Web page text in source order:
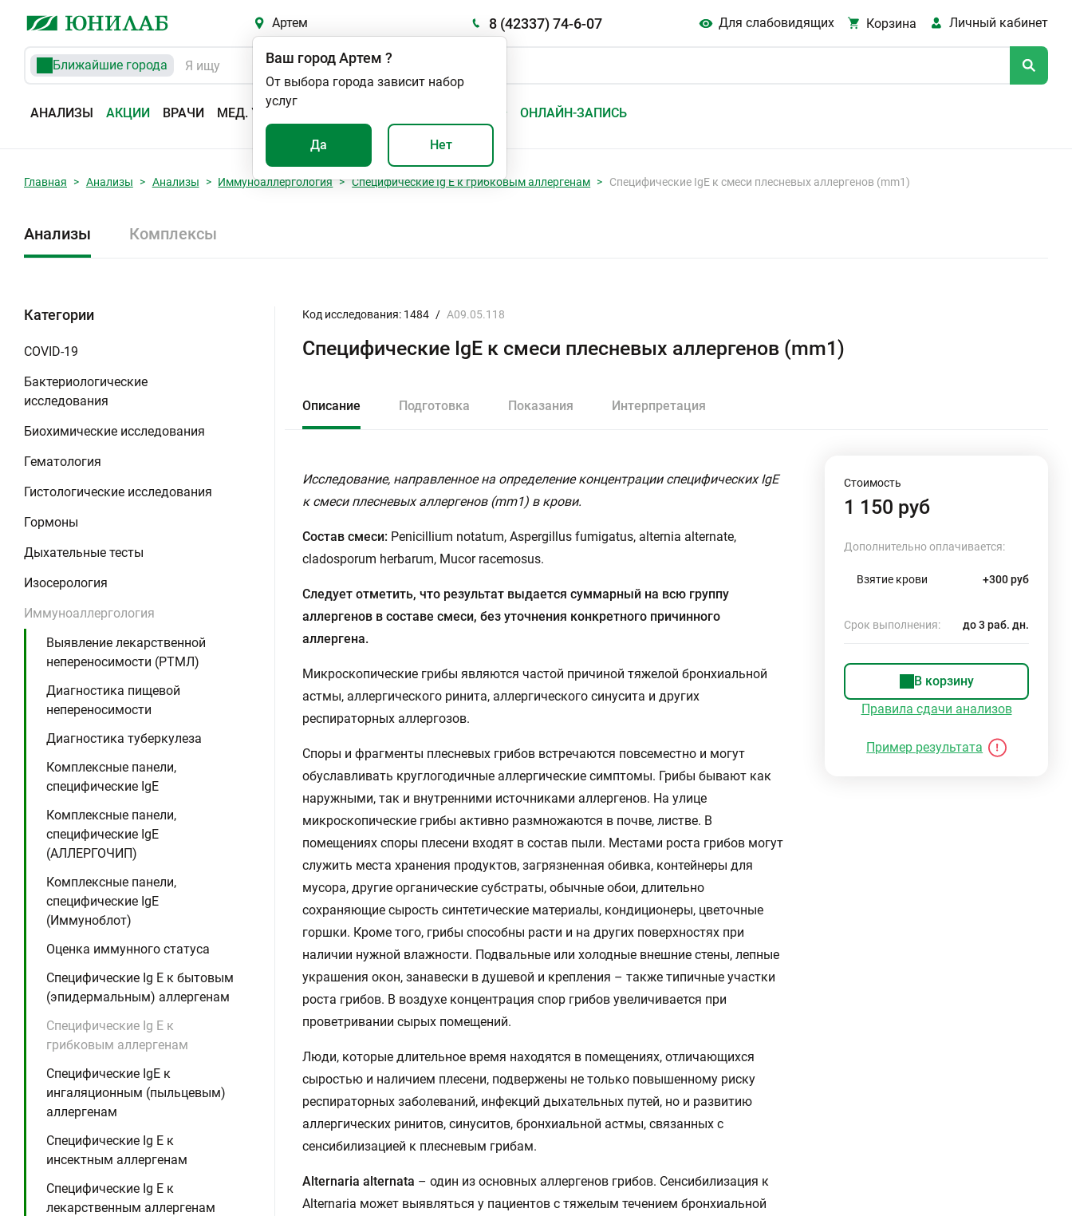
Артем 8 (42337) 74-6-07 Для слабовидящих Корзина Личный кабинет
Ближайшие города
АНАЛИЗЫ АКЦИИ ВРАЧИ МЕД. УСЛУГИ ОНЛАЙН-ЗАПИСЬ
Ваш городАртем ?
От выбора города зависит набор
услуг
Да Нет
Главная Анализы Анализы Иммуноаллергология Специфические Ig E к грибковым аллергенам Специфические IgE к смеси плесневых аллергенов (mm1)
Анализы Комплексы
Категории
COVID-19
Бактериологические
исследования
Биохимические исследования
Гематология
Гистологические исследования
Гормоны
Дыхательные тесты
Изосерология
Иммуноаллергология
Выявление лекарственной
непереносимости (РТМЛ)
Диагностика пищевой
непереносимости
Диагностика туберкулеза
Комплексные панели,
специфические IgE
Комплексные панели,
специфические IgE
(АЛЛЕРГОЧИП)
Комплексные панели,
специфические IgE
(Иммуноблот)
Оценка иммунного статуса
Специфические Ig E к бытовым
(эпидермальным) аллергенам
Специфические Ig E к
грибковым аллергенам
Специфические IgE к
ингаляционным (пыльцевым)
аллергенам
Специфические Ig E к
инсектным аллергенам
Специфические Ig E к
лекарственным аллергенам
Код исследования: 1484 / A09.05.118
Специфические IgE к смеси плесневых аллергенов (mm1)
Описание Подготовка Показания Интерпретация
Исследование, направленное на определение концентрации специфических IgE
к смеси плесневых аллергенов (mm1) в крови.
Состав смеси: Penicillium notatum, Aspergillus fumigatus, alternia alternate,
cladosporum herbarum, Mucor racemosus.
Следует отметить, что результат выдается суммарный на всю группу
аллергенов в составе смеси, без уточнения конкретного причинного
аллергена.
Микроскопические грибы являются частой причиной тяжелой бронхиальной
астмы, аллергического ринита, аллергического синусита и других
респираторных аллергозов.
Споры и фрагменты плесневых грибов встречаются повсеместно и могут
обуславливать круглогодичные аллергические симптомы. Грибы бывают как
наружными, так и внутренними источниками аллергенов. На улице
микроскопические грибы активно размножаются в почве, листве. В
помещениях споры плесени входят в состав пыли. Местами роста грибов могут
служить места хранения продуктов, загрязненная обивка, контейнеры для
мусора, другие органические субстраты, обычные обои, длительно
сохраняющие сырость синтетические материалы, кондиционеры, цветочные
горшки. Кроме того, грибы способны расти и на других поверхностях при
наличии нужной влажности. Подвальные или холодные внешние стены, лепные
украшения окон, занавески в душевой и крепления – также типичные участки
роста грибов. В воздухе концентрация спор грибов увеличивается при
проветривании сырых помещений.
Люди, которые длительное время находятся в помещениях, отличающихся
сыростью и наличием плесени, подвержены не только повышенному риску
респираторных заболеваний, инфекций дыхательных путей, но и развитию
аллергических ринитов, синуситов, бронхиальной астмы, связанных с
сенсибилизацией к плесневым грибам.
Alternaria alternata – один из основных аллергенов грибов. Сенсибилизация к
Alternaria может выявляться у пациентов с тяжелым течением бронхиальной
Стоимость
1 150 руб
Дополнительно оплачивается:
Взятие крови +300 руб
Срок выполнения: до 3 раб. дн.
В корзину
Правила сдачи анализов
Пример результата